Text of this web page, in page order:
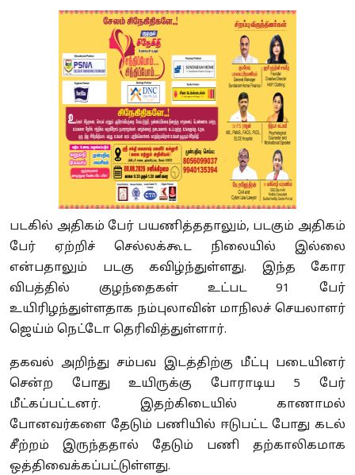
படகில் அதிகம் பேர் பயணித்ததாலும், படகும் அதிகம்
பேர் ஏற்றிச் செல்லக்கூட நிலையில் இல்லை
என்பதாலும் படகு கவிழ்ந்துள்ளது. இந்த கோர
விபத்தில் குழந்தைகள் உட்பட 91 பேர்
உயிரிழந்துள்ளதாக நம்புலாவின் மாநிலச் செயலாளர்
ஜெய்ம் நெட்டோ தெரிவித்துள்ளார்.
தகவல் அறிந்து சம்பவ இடத்திற்கு மீட்பு படையினர்
சென்ற போது உயிருக்கு போராடிய 5 பேர்
மீட்கப்பட்டனர். இதற்கிடையில் காணாமல்
போனவர்களை தேடும் பணியில் ஈடுபட்ட போது கடல்
சீற்றம் இருந்ததால் தேடும் பணி தற்காலிகமாக
ஒத்திவைக்கப்பட்டுள்ளது.